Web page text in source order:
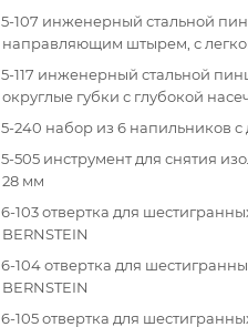
5-107 инженерный стальной
направляющим штырем, с
5-117 инженерный стальной
округлые губки с глубокой
5-240 набор из 6 напильников
5-505 инструмент для снятия
28 мм
6-103 отвертка для
BERNSTEIN
6-104 отвертка для
BERNSTEIN
6-105 отвертка для